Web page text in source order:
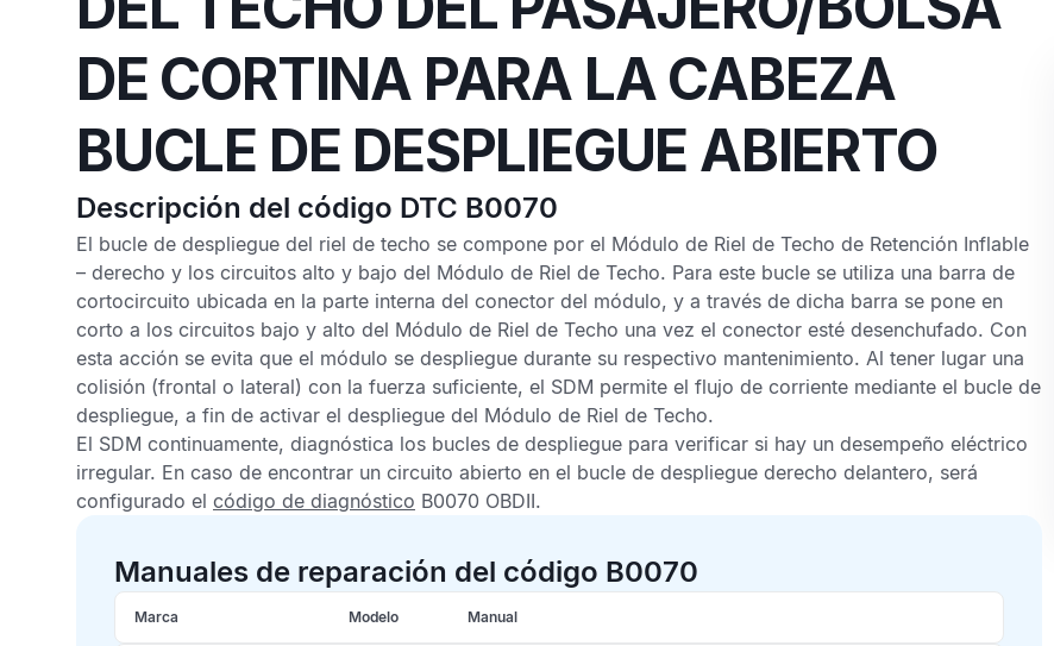
DE CORTINA PARA LA CABEZA
BUCLE DE DESPLIEGUE ABIERTO
Descripción del código DTC B0070
El bucle de despliegue del riel de techo se compone por el Módulo de Riel de Techo de Retención Inflable
– derecho y los circuitos alto y bajo del Módulo de Riel de Techo. Para este bucle se utiliza una barra de
cortocircuito ubicada en la parte interna del conector del módulo, y a través de dicha barra se pone en
corto a los circuitos bajo y alto del Módulo de Riel de Techo una vez el conector esté desenchufado. Con
esta acción se evita que el módulo se despliegue durante su respectivo mantenimiento. Al tener lugar una
colisión (frontal o lateral) con la fuerza suficiente, el SDM permite el flujo de corriente mediante el bucle de
despliegue, a fin de activar el despliegue del Módulo de Riel de Techo.
El SDM continuamente, diagnóstica los bucles de despliegue para verificar si hay un desempeño eléctrico
irregular. En caso de encontrar un circuito abierto en el bucle de despliegue derecho delantero, será
configurado el código de diagnóstico B0070 OBDII.
Manuales de reparación del código B0070
Marca Modelo Manual